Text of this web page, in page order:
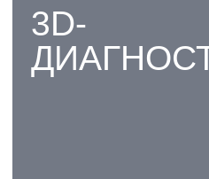
ИМПЛАНТАЦИИ ДАЖЕ В
САМЫХ СЛОЖНЫХ
СЛУЧАЯХ